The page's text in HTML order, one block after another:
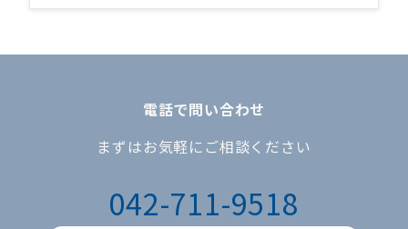
電話で問い合わせ
まずはお気軽にご相談ください
042-711-9518